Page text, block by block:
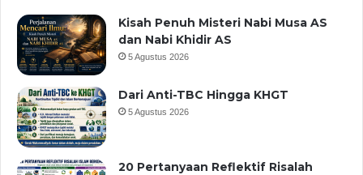
Kisah Penuh Misteri Nabi Musa AS
dan Nabi Khidir AS
5 Agustus 2026
Dari Anti-TBC Hingga KHGT
5 Agustus 2026
20 Pertanyaan Reflektif Risalah